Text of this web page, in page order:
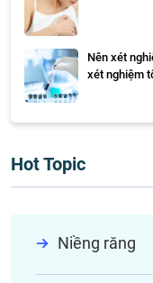
Nên xét
xét nghiệm
Hot Topic
Niềng răng